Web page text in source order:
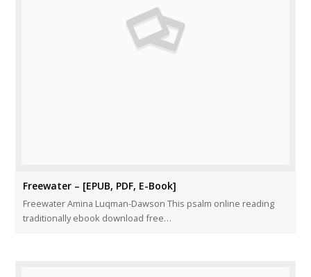
Freewater – [EPUB, PDF, E-Book]
Freewater Amina Luqman-Dawson This psalm online reading
traditionally ebook download free…